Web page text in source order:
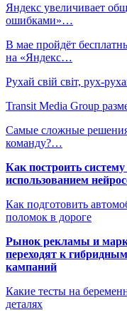
Яндекс увеличивает
ошибками»…
В мае пройдёт
на «Яндекс…
Рухай свій світ, рух-
Transit Media Group
Самые сложные
команду?…
Как построить
использованием
Как подготовить
поломок в дороге
Рынок рекламы и
переходят к
кампаний
Какие тесты на
деталях